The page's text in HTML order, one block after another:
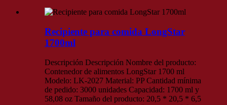
Recipiente para comida LongStar
1700ml
Descripción Descripción Nombre del producto:
Contenedor de alimentos LongStar 1700 ml
Modelo: LK-2027 Material: PP Cantidad mínima
de pedido: 3000 unidades Capacidad: 1700 ml y
58,08 oz Tamaño del producto: 20,5 * 20,5 * 6,5